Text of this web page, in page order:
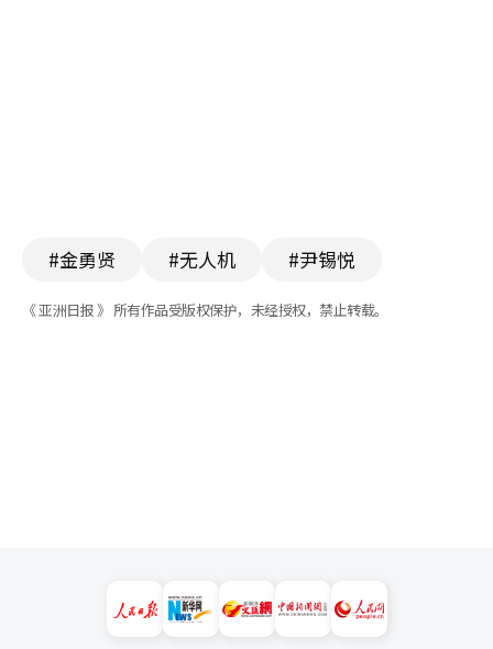
#金勇贤 #无人机 #尹锡悦
《 亚洲日报 》 所有作品受版权保护，未经授权，禁止转载。